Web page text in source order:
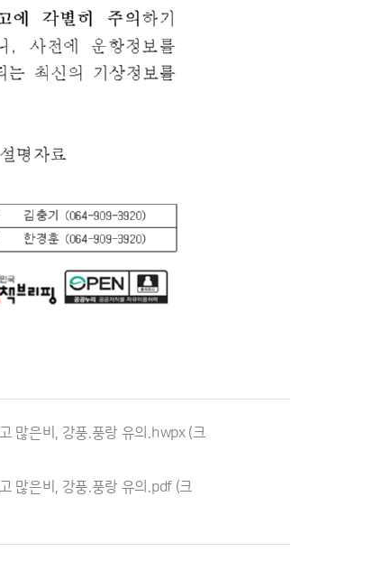
많은비, 강풍.풍랑 유의.hwpx (크
많은비, 강풍.풍랑 유의.pdf (크